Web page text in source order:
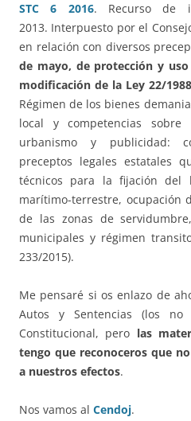
STC 6 2016. Recurso de
2013. Interpuesto por el
en relación con diversos
de mayo, de protección y
modificación de la Ley 22/
Régimen de los bienes
local y competencias
urbanismo y publicidad:
preceptos legales estatales
técnicos para la fijación
marítimo-terrestre, ocupación
de las zonas de
municipales y régimen
233/2015).
Me pensaré si os enlazo de
Autos y Sentencias (los no
Constitucional, pero las
tengo que reconoceros que
a nuestros efectos.
Nos vamos al Cendoj.